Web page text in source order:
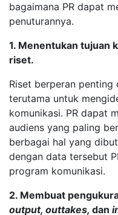
bagaimana PR dapat
penuturannya.
1. Menentukan tujuan
riset.
Riset berperan penting
terutama untuk
komunikasi. PR dapat
audiens yang paling
berbagai hal yang
dengan data tersebut
program komunikasi.
2. Membuat
output, outtakes, dan